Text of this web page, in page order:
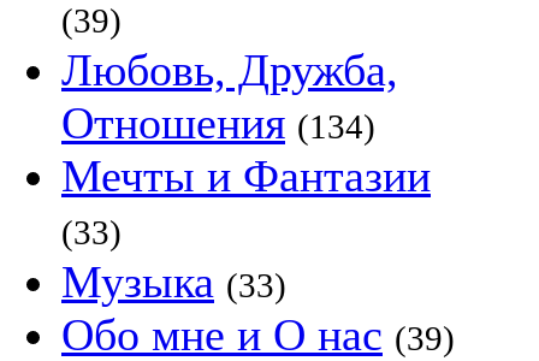
(39)
Любовь, Дружба,
Отношения (134)
Мечты и Фантазии
(33)
Музыка (33)
Обо мне и О нас (39)